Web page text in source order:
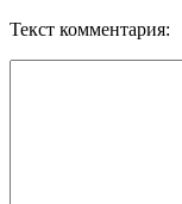
Текст комментария: